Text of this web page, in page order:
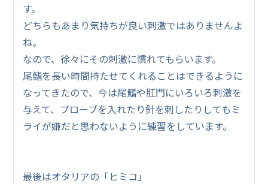
す。
どちらもあまり気持ちが良い刺激ではありませんよ
ね。
なので、徐々にその刺激に慣れてもらいます。
尾鰭を長い時間持たせてくれることはできるように
なってきたので、今は尾鰭や肛門にいろいろ刺激を
与えて、プローブを入れたり針を刺したりしてもミ
ライが嫌だと思わないように練習をしています。
最後はオタリアの「ヒミコ」